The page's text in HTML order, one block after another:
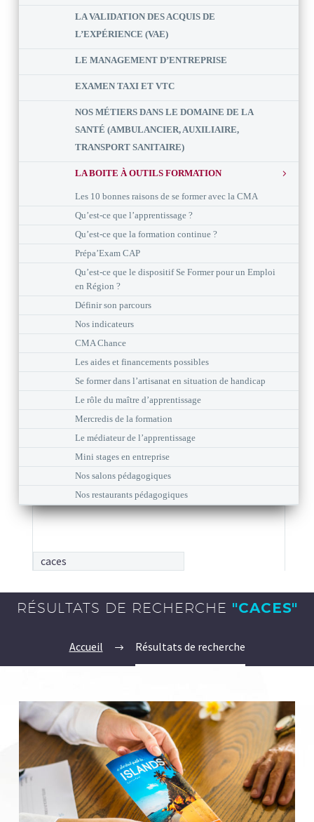
LA VALIDATION DES ACQUIS DE
L’EXPÉRIENCE (VAE)
LE MANAGEMENT D’ENTREPRISE
EXAMEN TAXI ET VTC
NOS MÉTIERS DANS LE DOMAINE DE LA
SANTÉ (AMBULANCIER, AUXILIAIRE,
TRANSPORT SANITAIRE)
LA BOITE À OUTILS FORMATION
Les 10 bonnes raisons de se former avec la CMA
Qu’est-ce que l’apprentissage ?
Qu’est-ce que la formation continue ?
Prépa’Exam CAP
Qu’est-ce que le dispositif Se Former pour un Emploi
en Région ?
Définir son parcours
Nos indicateurs
CMA Chance
Les aides et financements possibles
Se former dans l’artisanat en situation de handicap
Le rôle du maître d’apprentissage
Mercredis de la formation
Le médiateur de l’apprentissage
Mini stages en entreprise
Nos salons pédagogiques
Nos restaurants pédagogiques
RÉSULTATS DE RECHERCHE "CACES"
Accueil Résultats de recherche